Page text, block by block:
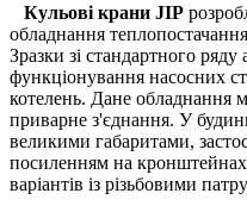
Кульові крани JIP
обладнання
Зразки зі стандартного
функціонування насосних
котелень. Дане обладнання
приварне з'єднання. У
великими габаритами,
посиленням на
варіантів із різьбовими